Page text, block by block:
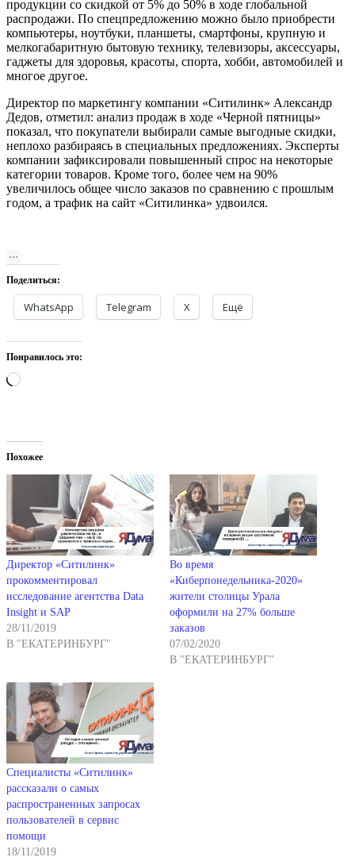
продукции со скидкой от 5% до 50% в ходе глобальной
распродажи. По спецпредложению можно было приобрести
компьютеры, ноутбуки, планшеты, смартфоны, крупную и
мелкогабаритную бытовую технику, телевизоры, аксессуары,
гаджеты для здоровья, красоты, спорта, хобби, автомобилей и
многое другое.
Директор по маркетингу компании «Ситилинк» Александр
Дедов, отметил: анализ продаж в ходе «Черной пятницы»
показал, что покупатели выбирали самые выгодные скидки,
неплохо разбираясь в специальных предложениях. Эксперты
компании зафиксировали повышенный спрос на некоторые
категории товаров. Кроме того, более чем на 90%
увеличилось общее число заказов по сравнению с прошлым
годом, а трафик на сайт «Ситилинка» удвоился.
Поделиться:
WhatsApp Telegram X Ещё
Понравилось это:
Загрузка…
Похожее
Директор «Ситилинк»
прокомментировал
исследование агентства Data
Insight и SAP
28/11/2019
В "ЕКАТЕРИНБУРГ"
Во время
«Киберпонедельника-2020»
жители столицы Урала
оформили на 27% больше
заказов
07/02/2020
В "ЕКАТЕРИНБУРГ"
Специалисты «Ситилинк»
рассказали о самых
распространенных запросах
пользователей в сервис
помощи
18/11/2019